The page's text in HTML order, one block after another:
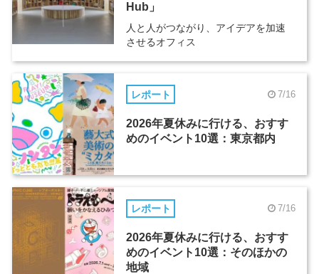
Hub」
人と人がつながり、アイデアを加速
させるオフィス
レポート 7/16
2026年夏休みに行ける、おすす
めのイベント10選：東京都内
レポート 7/16
2026年夏休みに行ける、おすす
めのイベント10選：そのほかの
地域